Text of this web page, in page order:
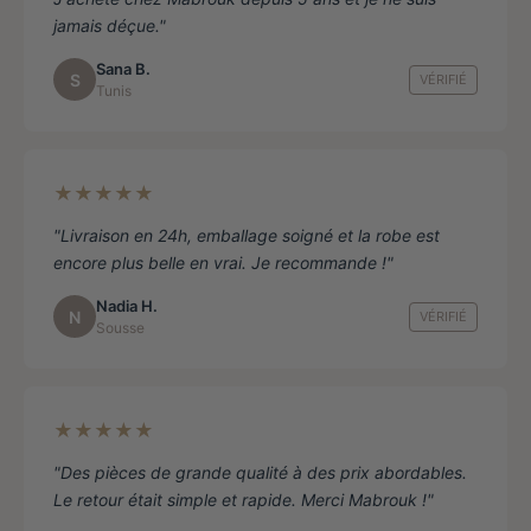
jamais déçue."
S
Sana B.
Tunis
VÉRIFIÉ
★★★★★
"Livraison en 24h, emballage soigné et la robe est
encore plus belle en vrai. Je recommande !"
N
Nadia H.
Sousse
VÉRIFIÉ
★★★★★
"Des pièces de grande qualité à des prix abordables.
Le retour était simple et rapide. Merci Mabrouk !"